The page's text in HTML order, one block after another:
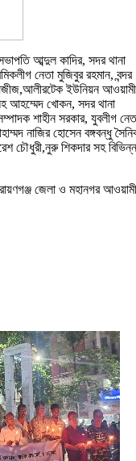
আব্দুল কাদির, সদর থানা
নেতা মুজিবুর রহমান, বন্দর
ইউনিয়ন আওয়ামী
আহম্মেদ খোকন, সদর থানা
শাহীন সরকার, যুবলীগ
নাজির হোসেন বঙ্গবন্ধু
চৌধুরী,নুরু শিকদার সহ বিভিন্ন
জেলা ও মহানগর আওয়ামী